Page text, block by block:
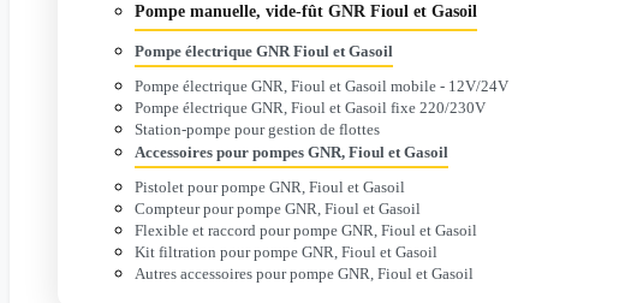
Pompe manuelle, vide-fût GNR Fioul et Gasoil
Pompe électrique GNR Fioul et Gasoil
Pompe électrique GNR, Fioul et Gasoil mobile - 12V/24V
Pompe électrique GNR, Fioul et Gasoil fixe 220/230V
Station-pompe pour gestion de flottes
Accessoires pour pompes GNR, Fioul et Gasoil
Pistolet pour pompe GNR, Fioul et Gasoil
Compteur pour pompe GNR, Fioul et Gasoil
Flexible et raccord pour pompe GNR, Fioul et Gasoil
Kit filtration pour pompe GNR, Fioul et Gasoil
Autres accessoires pour pompe GNR, Fioul et Gasoil